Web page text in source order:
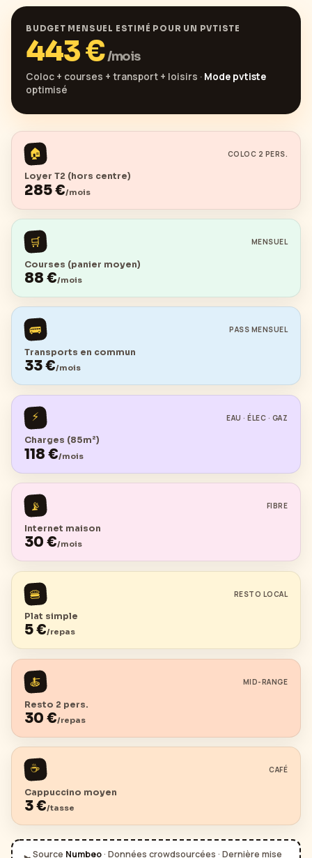
BUDGET MENSUEL ESTIMÉ POUR UN PVTISTE
443€/mois
Coloc + courses + transport + loisirs · Mode pvtiste
optimisé
🏠 COLOC 2 PERS.
Loyer T2 (hors centre)
285€/mois
🛒 MENSUEL
Courses (panier moyen)
88 €/mois
🚌 PASS MENSUEL
Transports en commun
33€/mois
⚡ EAU · ÉLEC · GAZ
Charges (85m²)
118 €/mois
📡 FIBRE
Internet maison
30 €/mois
🍔 RESTO LOCAL
Plat simple
5€/repas
🍝 MID-RANGE
Resto 2 pers.
30 €/repas
☕ CAFÉ
Cappuccino moyen
3€/tasse
Source Numbeo· Données crowdsourcées · Dernière mise